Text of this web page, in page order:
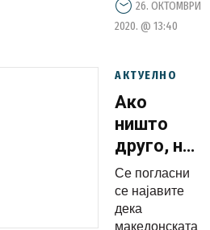
26. ОКТОМВРИ
2020. @ 13:40
АКТУЕЛНО
Ако
ништо
друго, на
Заев му
тргна со
Се погласни
се најавите
дека
македонската